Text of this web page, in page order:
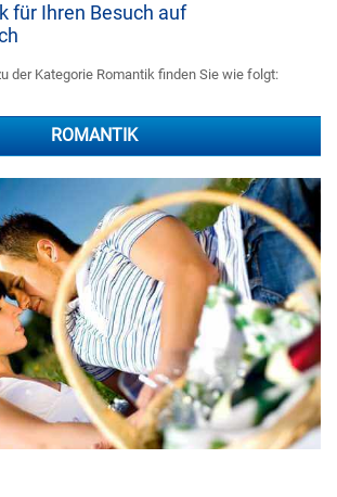
für Ihren Besuch auf
der Kategorie Romantik finden Sie wie folgt:
ROMANTIK